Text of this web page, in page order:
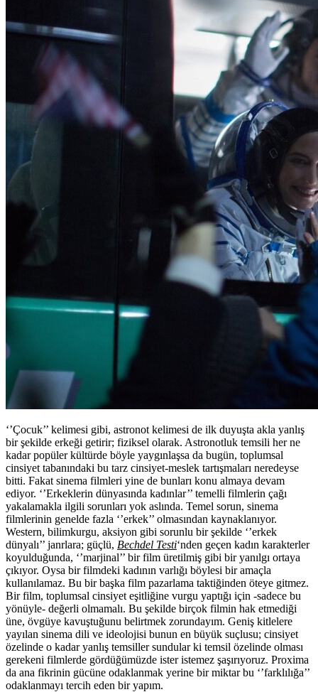
‘’Çocuk’’ kelimesi gibi, astronot kelimesi de ilk duyuşta akla yanlış
bir şekilde erkeği getirir; fiziksel olarak. Astronotluk temsili her ne
kadar popüler kültürde böyle yaygınlaşsa da bugün, toplumsal
cinsiyet tabanındaki bu tarz cinsiyet-meslek tartışmaları neredeyse
bitti. Fakat sinema filmleri yine de bunları konu almaya devam
ediyor. ‘’Erkeklerin dünyasında kadınlar’’ temelli filmlerin çağı
yakalamakla ilgili sorunları yok aslında. Temel sorun, sinema
filmlerinin genelde fazla ‘’erkek’’ olmasından kaynaklanıyor.
Western, bilimkurgu, aksiyon gibi sorunlu bir şekilde ‘’erkek
dünyalı’’ janrlara; güçlü, Bechdel Testi‘nden geçen kadın karakterler
koyulduğunda, ‘’marjinal’’ bir film üretilmiş gibi bir yanılgı ortaya
çıkıyor. Oysa bir filmdeki kadının varlığı böylesi bir amaçla
kullanılamaz. Bu bir başka film pazarlama taktiğinden öteye gitmez.
Bir film, toplumsal cinsiyet eşitliğine vurgu yaptığı için -sadece bu
yönüyle- değerli olmamalı. Bu şekilde birçok filmin hak etmediği
üne, övgüye kavuştuğunu belirtmek zorundayım. Geniş kitlelere
yayılan sinema dili ve ideolojisi bunun en büyük suçlusu; cinsiyet
özelinde o kadar yanlış temsiller sundular ki temsil özelinde olması
gerekeni filmlerde gördüğümüzde ister istemez şaşırıyoruz. Proxima
da ana fikrinin gücüne odaklanmak yerine bir miktar bu ‘’farklılığa’’
odaklanmayı tercih eden bir yapım.